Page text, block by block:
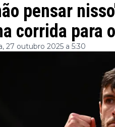
pensar
corrida para
27 outubro 2025 a 5:30